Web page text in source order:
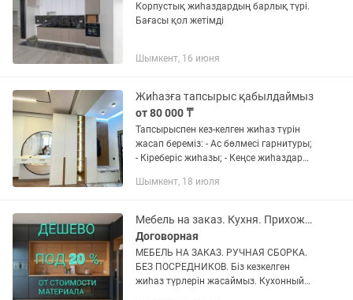
Корпустық жиһаздардың барлық түрі.
Бағасы қол жетімді
Шымкент, 16 июня
Жиһазға тапсырыс қабылдаймыз
от 80 000 ₸
Тапсырыспен кез-келген жиһаз түрін
жасап береміз: - Ас бөлмесі гарнитуры;
- Кіреберіс жиһазы; - Кеңсе жиһаздары;
Т.б. Жеке дизайн, жоғары сапа,
Шымкент, 18 июля
Мебель на заказ. Кухня. Прихожая. Спальный гарнитур.
Договорная
МЕБЕЛЬ НА ЗАКАЗ. РУЧНАЯ СБОРКА.
БЕЗ ПОСРЕДНИКОВ. Біз кезкелген
жиһаз түрлерін жасаймыз. Кухонный